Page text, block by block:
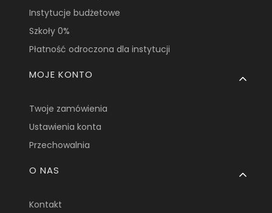
Instytucje budżetowe
Szkoły 0%
Płatność odroczona dla instytucji
MOJE KONTO
Twoje zamówienia
Ustawienia konta
Przechowalnia
O NAS
Kontakt